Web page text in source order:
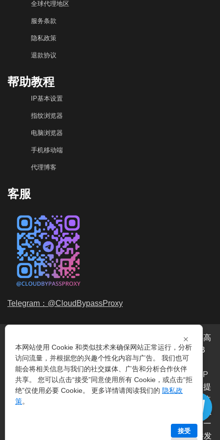
全球代理地区
服务条款
隐私政策
退款协议
帮助教程
IP基本设置
指纹浏览器
电脑浏览器
手机移动端
代理博客
客服
Telegram：@CloudBypassProxy
代理服务提供商，我们提供高
品质、永不过期的动态代理IP池流量包，价格最低2元/GB
起。我们的IP资源包括超过3.5亿的动态住宅IP和机房IP，
覆盖全球200多个国家。支持HTTP代理IP 和 Socks5代理IP
协议，IP可用率超过99%。购买我们的服务即可享受穿云提
供的
指纹
、爬虫抓取、电商系统、网络测试、SEO等。穿云
动态机房IP服务，一
次购买即可获得无限时效、不限平台、不限带宽、不限并发
×
本网站使用 Cookie 和类似技术来确保网站正常运行，分析
访问流量，并根据您的兴趣个性化内容与广告。 我们也可
能会将相关信息与我们的社交媒体、广告和分析合作伙伴
共享。 您可以点击“接受”同意使用所有 Cookie，或点击“拒
绝”仅使用必要 Cookie。 更多详情请阅读我们的 隐私政
策。
接受